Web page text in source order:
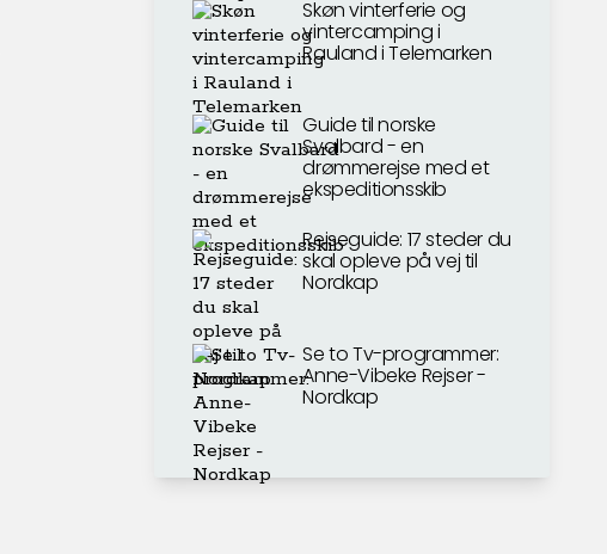
Skøn vinterferie og
vintercamping i
Rauland i Telemarken
Guide til norske
Svalbard - en
drømmerejse med et
ekspeditionsskib
Rejseguide: 17 steder du
skal opleve på vej til
Nordkap
Se to Tv-programmer:
Anne-Vibeke Rejser -
Nordkap